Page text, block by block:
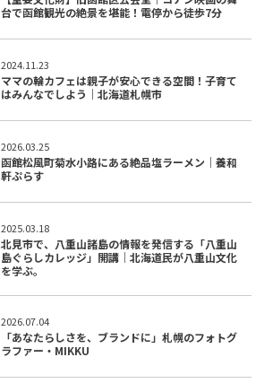
台で函館観光の絶景を堪能！電停から徒歩7分
2024.11.23
ママの輪カフェは親子が安心できる空間！子育て
はみんなでしよう｜北海道札幌市
2026.03.25
函館松風町菊水小路にある絶品塩ラーメン｜養和
軒ぷらす
2025.03.18
北見市で、八重山諸島の情報を発信する「八重山
島ぐらしカレッジ」開講｜北海道民が八重山文化
を学ぶ。
2026.07.04
「あなたらしさを、ブランドに」札幌のフォトグ
ラファー・MIKKU